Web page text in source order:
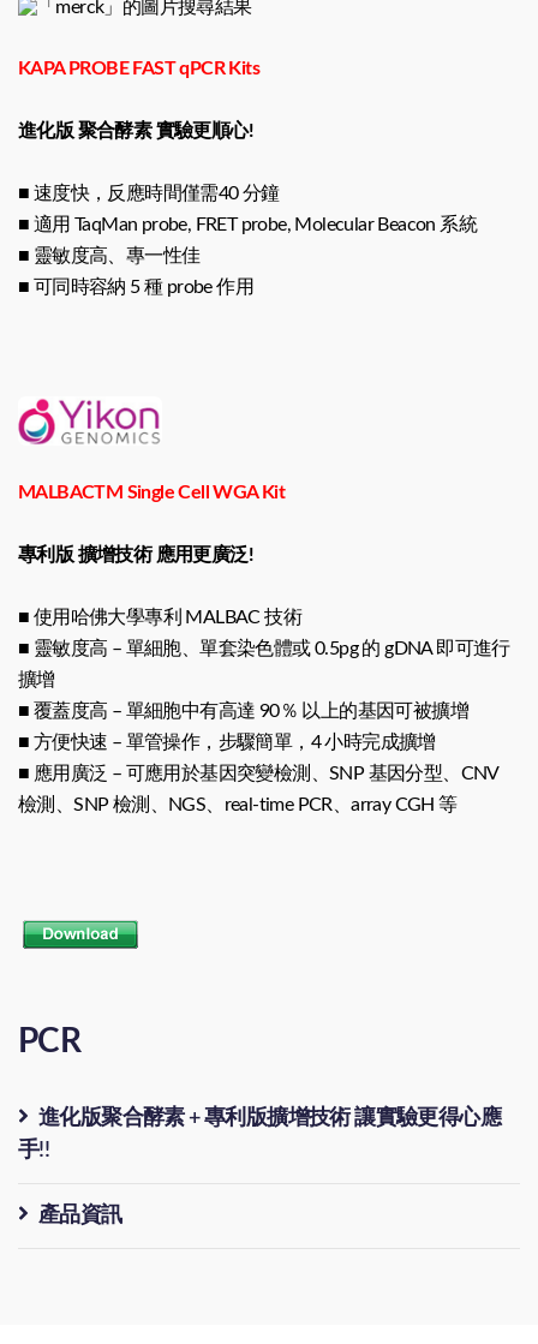
PCR
進化版聚合酵素 + 專利版擴增技術 讓實驗更得心應
手!!
產品資訊
KAPA PROBE FAST qPCR Kits
進化版 聚合酵素 實驗更順心!
■ 速度快，反應時間僅需40 分鐘
■ 適用 TaqMan probe, FRET probe, Molecular Beacon 系統
■ 靈敏度高、專一性佳
■ 可同時容納 5 種 probe 作用
MALBACTM Single Cell WGA Kit
專利版 擴增技術 應用更廣泛!
■ 使用哈佛大學專利 MALBAC 技術
■ 靈敏度高 – 單細胞、單套染色體或 0.5pg 的 gDNA 即可進行
擴增
■ 覆蓋度高 – 單細胞中有高達 90％ 以上的基因可被擴增
■ 方便快速 – 單管操作，步驟簡單，4 小時完成擴增
■ 應用廣泛 – 可應用於基因突變檢測、SNP 基因分型、CNV
檢測、SNP 檢測、NGS、real-time PCR、array CGH 等